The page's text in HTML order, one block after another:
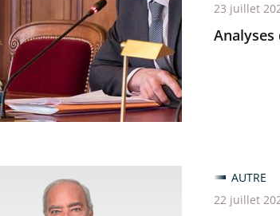
Analyses
23 juillet
AUTRE
22 juillet